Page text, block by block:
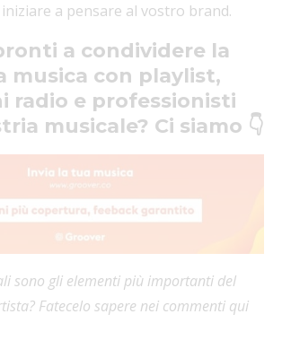
a pensare al vostro brand.
a condividere la
musica con playlist,
radio e professionisti
musicale? Ci siamo 👇
sono gli elementi più importanti del
Fatecelo sapere nei commenti qui